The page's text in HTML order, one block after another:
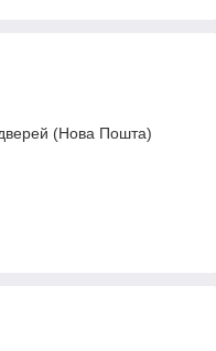
(Нова Пошта)